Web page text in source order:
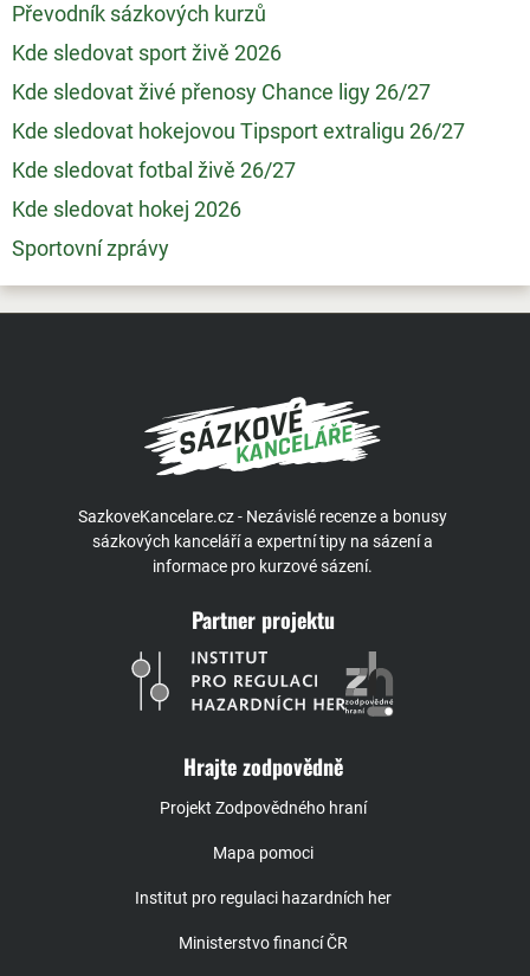
Převodník sázkových kurzů
Kde sledovat sport živě 2026
Kde sledovat živé přenosy Chance ligy 26/27
Kde sledovat hokejovou Tipsport extraligu 26/27
Kde sledovat fotbal živě 26/27
Kde sledovat hokej 2026
Sportovní zprávy
SazkoveKancelare.cz - Nezávislé recenze a bonusy
sázkových kanceláří a expertní tipy na sázení a
informace pro kurzové sázení.
Partner projektu
Hrajte zodpovědně
Projekt Zodpovědného hraní
Mapa pomoci
Institut pro regulaci hazardních her
Ministerstvo financí ČR